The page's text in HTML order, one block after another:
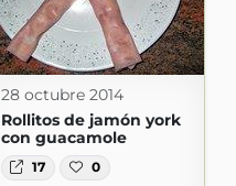
28 octubre 2014
Rollitos de jamón york
con guacamole
17 0